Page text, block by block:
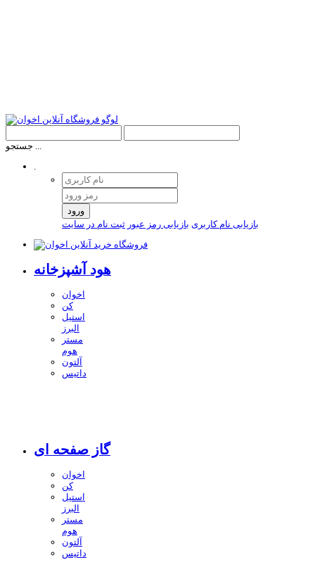
جستجو ...
.
ورود
بازیابی نام کاربری بازیابی رمز عبور ثبت نام در سایت
هود آشپزخانه
اخوان
کن
استیل
البرز
مستر
هوم
آلتون
داتیس
گاز صفحه ای
اخوان
کن
استیل
البرز
مستر
هوم
آلتون
داتیس